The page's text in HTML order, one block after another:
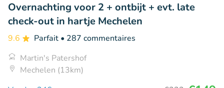
Overnachting voor 2 + ontbijt + evt. late
check-out in hartje Mechelen
9.6 Parfait • 287 commentaires
Martin's Patershof
Mechelen (13km)